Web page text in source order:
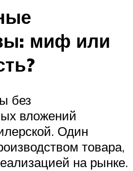
миф или
без
вложений
Один
товара,
на рынке.